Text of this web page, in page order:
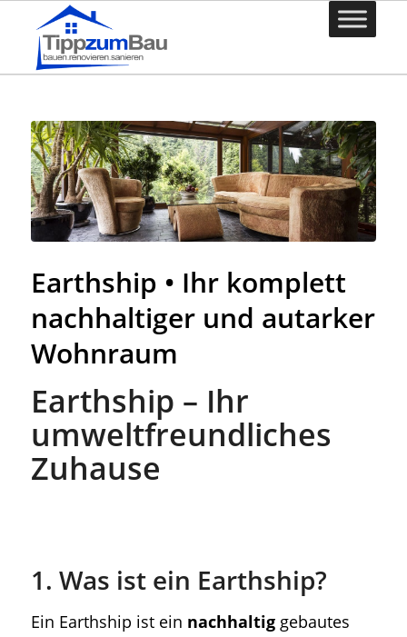
Earthship • Ihr komplett
nachhaltiger und autarker
Wohnraum
Earthship – Ihr
umweltfreundliches
Zuhause
1. Was ist ein Earthship?
Ein Earthship ist ein nachhaltiggebautes